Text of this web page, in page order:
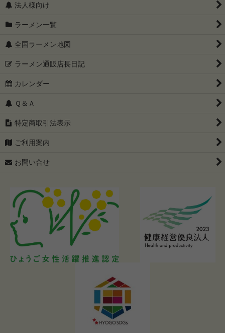
法人様向け
ラーメン一覧
全国ラーメン地図
ラーメン通販店長日記
カレンダー
Ｑ＆Ａ
特定商取引法表示
ご利用案内
お問い合せ